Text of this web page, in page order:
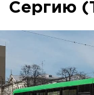
Сергию